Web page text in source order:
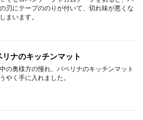
刃にテープののりが付いて、切れ味が悪くな
まいます。
リナのキッチンマット
の奥様方の憧れ、パペリナのキッチンマット
やく手に入れました。